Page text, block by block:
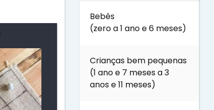
Bebês
(zero a 1 ano e 6 meses)
Crianças bem pequenas
(1 ano e 7 meses a 3
anos e 11 meses)